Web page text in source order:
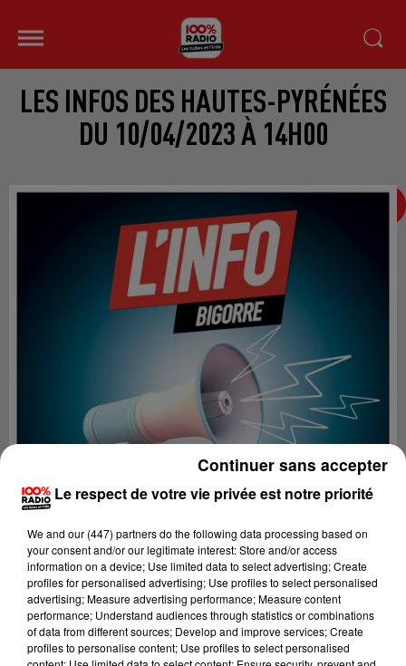
LES INFOS DES HAUTES-PYRÉNÉES
DU 10/04/2023 À 14H00
Le respect de votre vie privée est notre priorité
We and our (447) partnersdo the following data processing based on
your consent and/or our legitimate interest: Store and/or access
information on a device; Use limited data to select advertising; Create
profiles for personalised advertising; Use profiles to select personalised
advertising; Measure advertising performance; Measure content
performance; Understand audiences through statistics or combinations
of data from different sources; Develop and improve services; Create
profiles to personalise content; Use profiles to select personalised
Continuer sans accepter